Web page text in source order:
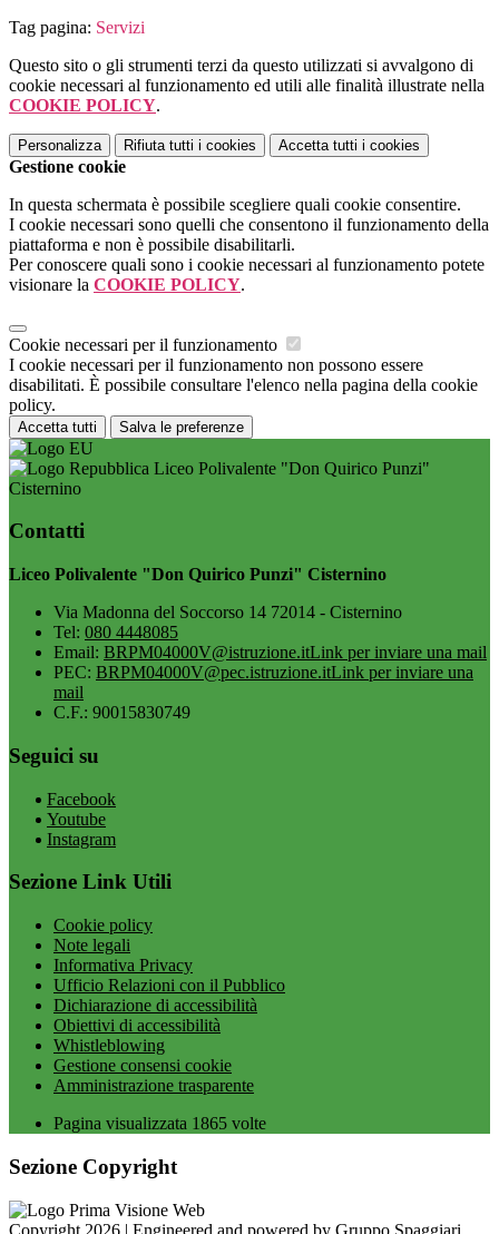
Tag pagina: Servizi
Questo sito o gli strumenti terzi da questo utilizzati si avvalgono di
cookie necessari al funzionamento ed utili alle finalità illustrate nella
COOKIE POLICY.
Personalizza Rifiuta tutti i cookies Accetta tutti i cookies
Gestione cookie
In questa schermata è possibile scegliere quali cookie consentire.
I cookie necessari sono quelli che consentono il funzionamento della
piattaforma e non è possibile disabilitarli.
Per conoscere quali sono i cookie necessari al funzionamento potete
visionare la COOKIE POLICY.
Cookie necessari per il funzionamento
I cookie necessari per il funzionamento non possono essere
disabilitati. È possibile consultare l'elenco nella pagina della cookie
policy.
Accetta tutti Salva le preferenze
Liceo Polivalente "Don Quirico Punzi"
Cisternino
Contatti
Liceo Polivalente "Don Quirico Punzi" Cisternino
Via Madonna del Soccorso 14 72014 - Cisternino
Tel: 080 4448085
Email: BRPM04000V@istruzione.itLink per inviare una mail
PEC: BRPM04000V@pec.istruzione.itLink per inviare una
mail
C.F.: 90015830749
Seguici su
Facebook
Youtube
Instagram
Sezione Link Utili
Cookie policy
Note legali
Informativa Privacy
Ufficio Relazioni con il Pubblico
Dichiarazione di accessibilità
Obiettivi di accessibilità
Whistleblowing
Gestione consensi cookie
Amministrazione trasparente
Pagina visualizzata 1865 volte
Sezione Copyright
Copyright 2026 | Engineered and powered by Gruppo Spaggiari